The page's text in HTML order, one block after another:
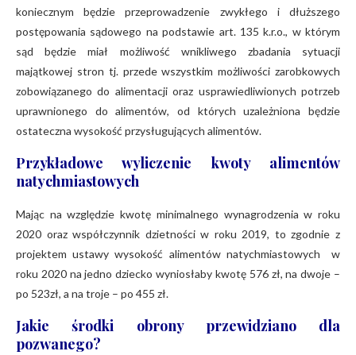
koniecznym będzie przeprowadzenie zwykłego i dłuższego
postępowania sądowego na podstawie art. 135 k.r.o., w którym
sąd będzie miał możliwość wnikliwego zbadania sytuacji
majątkowej stron tj. przede wszystkim możliwości zarobkowych
zobowiązanego do alimentacji oraz usprawiedliwionych potrzeb
uprawnionego do alimentów, od których uzależniona będzie
ostateczna wysokość przysługujących alimentów.
Przykładowe wyliczenie kwoty alimentów
natychmiastowych
Mając na względzie kwotę minimalnego wynagrodzenia w roku
2020 oraz współczynnik dzietności w roku 2019, to zgodnie z
projektem ustawy wysokość alimentów natychmiastowych w
roku 2020 na jedno dziecko wyniosłaby kwotę 576 zł, na dwoje –
po 523zł, a na troje – po 455 zł.
Jakie środki obrony przewidziano dla
pozwanego?